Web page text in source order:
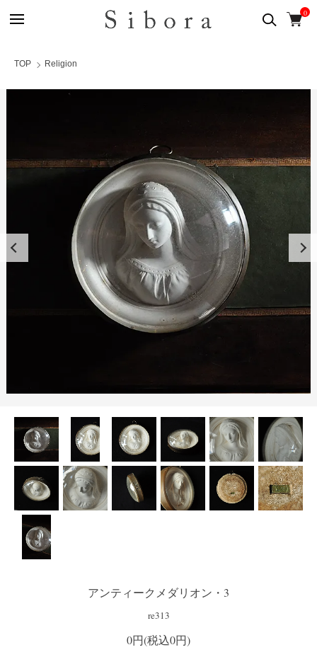
0
TOP Religion
アンティークメダリオン・3
re313
0円(税込0円)